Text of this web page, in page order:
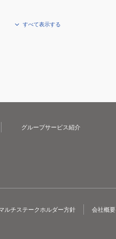
すべて表示する
グループサービス紹介
ルチステークホルダー方針 会社概要